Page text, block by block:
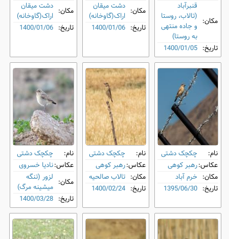
مکان:
قنبرآباد
(تالاب، روستا
و جاده منتهی
به روستا)
تاریخ: 1400/01/05
مکان: دشت میقان
اراک(گاوخانه)
تاریخ: 1400/01/06
مکان: دشت میقان
اراک(گاوخانه)
تاریخ: 1400/01/06
نام:
چکچک دشتی
عکاس:رهبر کوهی
مکان: خرم آباد
تاریخ: 1395/06/30
نام:
چکچک دشتی
عکاس:رهبر کوهی
مکان: تالاب صالحیه
تاریخ: 1400/02/24
نام:
چکچک دشتی
عکاس:نادیا خسروی
مکان: لزور (تنگه
میشینه مرگ)
تاریخ: 1400/03/28